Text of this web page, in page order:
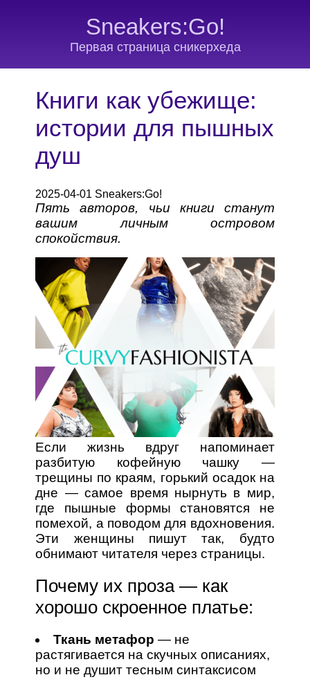
Sneakers:Go!
Первая страница сникерхеда
Книги как убежище:
истории для пышных
душ
2025-04-01 Sneakers:Go!
Пять авторов, чьи книги станут
вашим личным островом
спокойствия.
Если жизнь вдруг напоминает
разбитую кофейную чашку —
трещины по краям, горький осадок на
дне — самое время нырнуть в мир,
где пышные формы становятся не
помехой, а поводом для вдохновения.
Эти женщины пишут так, будто
обнимают читателя через страницы.
Почему их проза — как
хорошо скроенное платье:
Ткань метафор — не
растягивается на скучных описаниях,
но и не душит тесным синтаксисом